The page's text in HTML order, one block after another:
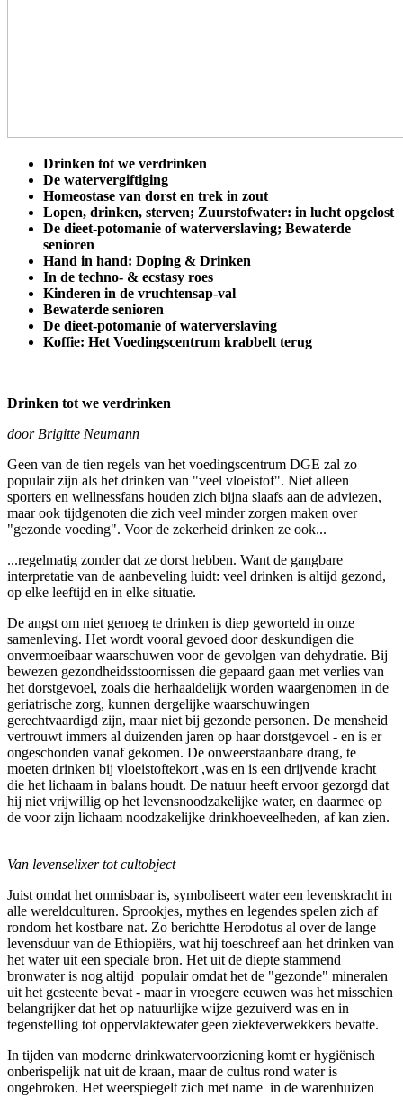
Drinken tot we verdrinken
De watervergiftiging
Homeostase van dorst en trek in zout
Lopen, drinken, sterven; Zuurstofwater: in lucht opgelost
De dieet-potomanie of waterverslaving; Bewaterde
senioren
Hand in hand: Doping & Drinken
In de techno- & ecstasy roes
Kinderen in de vruchtensap-val
Bewaterde senioren
De dieet-potomanie of waterverslaving
Koffie: Het Voedingscentrum krabbelt terug
Drinken tot we verdrinken
door Brigitte Neumann
Geen van de tien regels van het voedingscentrum DGE zal zo
populair zijn als het drinken van "veel vloeistof". Niet alleen
sporters en wellnessfans houden zich bijna slaafs aan de adviezen,
maar ook tijdgenoten die zich veel minder zorgen maken over
"gezonde voeding". Voor de zekerheid drinken ze ook...
...regelmatig zonder dat ze dorst hebben. Want de gangbare
interpretatie van de aanbeveling luidt: veel drinken is altijd gezond,
op elke leeftijd en in elke situatie.
De angst om niet genoeg te drinken is diep geworteld in onze
samenleving. Het wordt vooral gevoed door deskundigen die
onvermoeibaar waarschuwen voor de gevolgen van dehydratie. Bij
bewezen gezondheidsstoornissen die gepaard gaan met verlies van
het dorstgevoel, zoals die herhaaldelijk worden waargenomen in de
geriatrische zorg, kunnen dergelijke waarschuwingen
gerechtvaardigd zijn, maar niet bij gezonde personen. De mensheid
vertrouwt immers al duizenden jaren op haar dorstgevoel - en is er
ongeschonden vanaf gekomen. De onweerstaanbare drang, te
moeten drinken bij vloeistoftekort ,was en is een drijvende kracht
die het lichaam in balans houdt. De natuur heeft ervoor gezorgd dat
hij niet vrijwillig op het levensnoodzakelijke water, en daarmee op
de voor zijn lichaam noodzakelijke drinkhoeveelheden, af kan zien.
Van levenselixer tot cultobject
Juist omdat het onmisbaar is, symboliseert water een levenskracht in
alle wereldculturen. Sprookjes, mythes en legendes spelen zich af
rondom het kostbare nat. Zo berichtte Herodotus al over de lange
levensduur van de Ethiopiërs, wat hij toeschreef aan het drinken van
het water uit een speciale bron. Het uit de diepte stammend
bronwater is nog altijd populair omdat het de "gezonde" mineralen
uit het gesteente bevat - maar in vroegere eeuwen was het misschien
belangrijker dat het op natuurlijke wijze gezuiverd was en in
tegenstelling tot oppervlaktewater geen ziekteverwekkers bevatte.
In tijden van moderne drinkwatervoorziening komt er hygiënisch
onberispelijk nat uit de kraan, maar de cultus rond water is
ongebroken. Het weerspiegelt zich met name in de warenhuizen